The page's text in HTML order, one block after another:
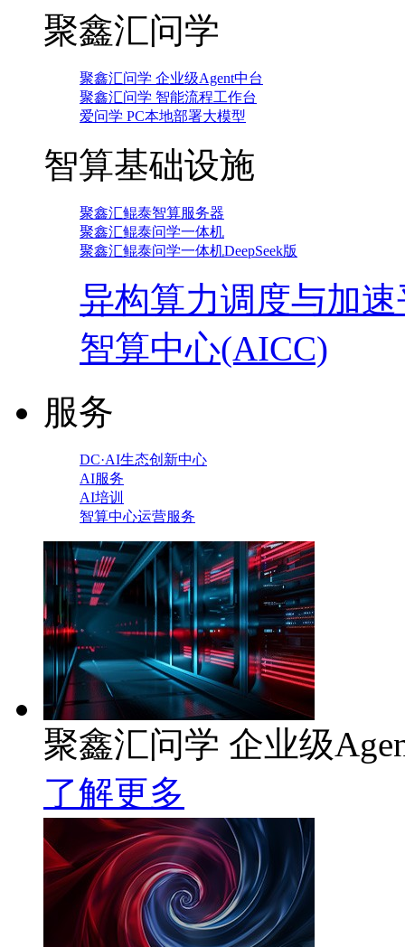
聚鑫汇问学
聚鑫汇问学 企业级Agent中台
聚鑫汇问学 智能流程工作台
爱问学 PC本地部署大模型
智算基础设施
聚鑫汇鲲泰智算服务器
聚鑫汇鲲泰问学一体机
聚鑫汇鲲泰问学一体机DeepSeek版
异构算力调度与加
智算中心(AICC)
服务
DC·AI生态创新中心
AI服务
AI培训
智算中心运营服务
聚鑫汇问学 企业级
了解更多